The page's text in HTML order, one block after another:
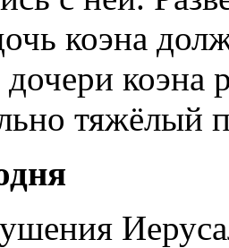
коэна
дочери коэна
тяжёлый